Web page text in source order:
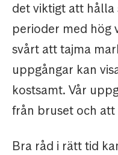
det viktigt att hålla
perioder med hög
svårt att tajma
uppgångar kan
kostsamt. Vår
från bruset och
Bra råd i rätt tid